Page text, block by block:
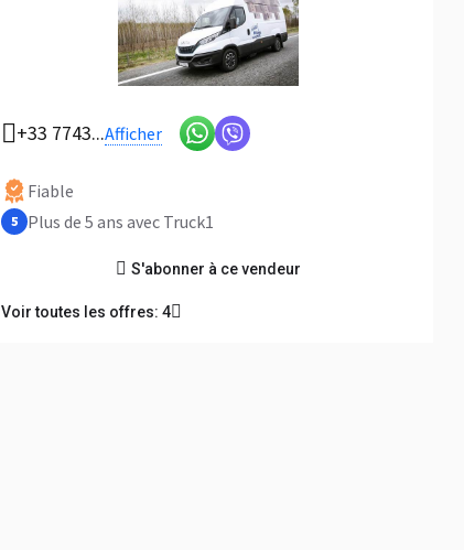
+33 7743...Afficher
Fiable
5 Plus de 5 ans avec Truck1
S'abonner à ce vendeur
Voir toutes les offres: 4